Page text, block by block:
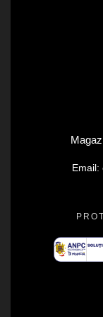
Email: